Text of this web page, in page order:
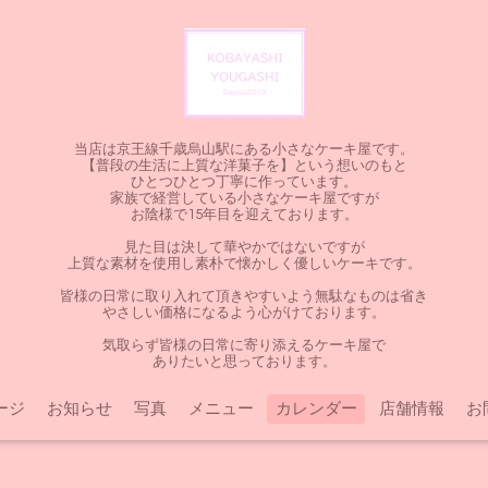
当店は京王線千歳烏山駅にある小さなケーキ屋です。
【普段の生活に上質な洋菓子を】という想いのもと
ひとつひとつ丁寧に作っています。
家族で経営している小さなケーキ屋ですが
お陰様で15年目を迎えております。
見た目は決して華やかではないですが
上質な素材を使用し素朴で懐かしく優しいケーキです。
皆様の日常に取り入れて頂きやすいよう無駄なものは省き
やさしい価格になるよう心がけております。
気取らず皆様の日常に寄り添えるケーキ屋で
ありたいと思っております。
ジ お知らせ 写真 メニュー カレンダー 店舗情報 お